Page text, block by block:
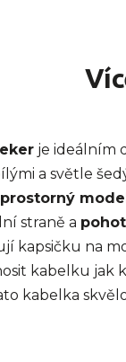
je ideálním
a světle
prostorný
straně a
kapsičku na
kabelku jak
kabelka